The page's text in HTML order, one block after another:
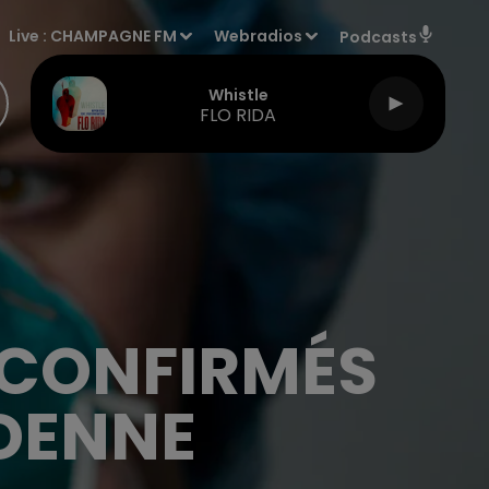
Live : CHAMPAGNE FM Webradios Podcasts
Whistle
FLO RIDA